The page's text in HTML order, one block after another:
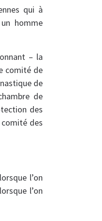
qui à
homme
– la
comité de
de
de
des
des
l’on
l’on